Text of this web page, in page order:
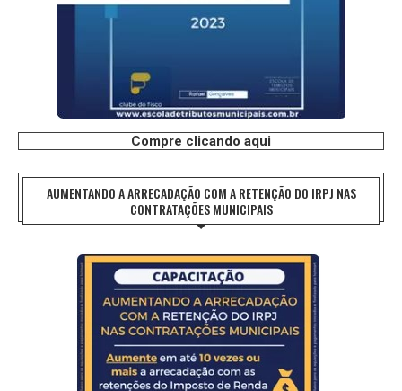
Compre clicando aqui
AUMENTANDO A ARRECADAÇÃO COM A RETENÇÃO DO IRPJ NAS
CONTRATAÇÕES MUNICIPAIS